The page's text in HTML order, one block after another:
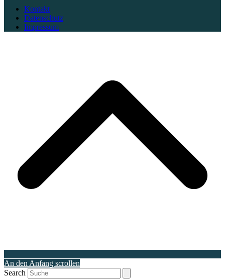
Kontakt
Datenschutz
Impressum
An den Anfang scrollen
Search